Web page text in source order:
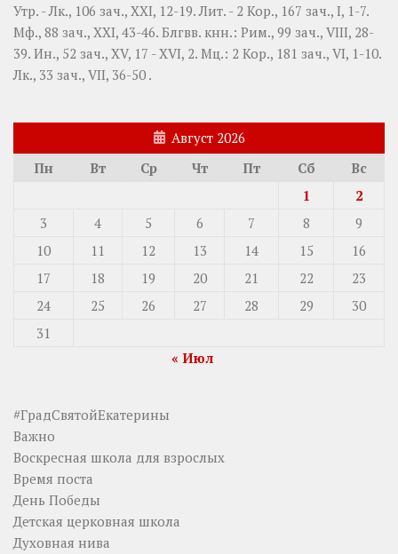
Утр. -Лк., 106 зач., XXI, 12-19.Лит. - 2 Кор., 167 зач., I, 1-7.
Мф., 88 зач., XXI, 43-46. Блгвв. кнн.: Рим., 99 зач., VIII, 28-
39. Ин., 52 зач., XV, 17 - XVI, 2. Мц.: 2 Кор., 181 зач., VI, 1-10.
Лк., 33 зач., VII, 36-50 .
Август 2026
Пн
Вт Ср Чт Пт Сб
Вс
1
2
3
4 5 6 7 8
9
10
11 12 13 14 15
16
17
18 19 20 21 22
23
24
25 26 27 28 29
30
31
« Июл
#ГрадСвятойЕкатерины
Важно
Воскресная школа для взрослых
Время поста
День Победы
Детская церковная школа
Духовная нива